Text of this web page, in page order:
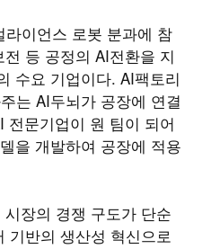
라이언스 로봇 분과에 참
등 공정의 AI전환을 지
수요 기업이다. AI팩토리
는 AI두뇌가 공장에 연결
전문기업이 원 팀이 되어
을 개발하여 공장에 적용
장의 경쟁 구도가 단순
기반의 생산성 혁신으로